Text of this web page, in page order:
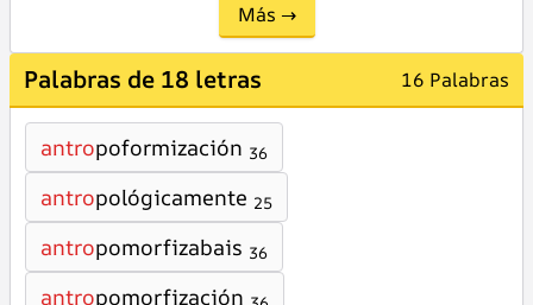
Más →
Palabras de 18 letras 16 Palabras
antropoformización 36
antropológicamente 25
antropomorfizabais 36
antropomorfización